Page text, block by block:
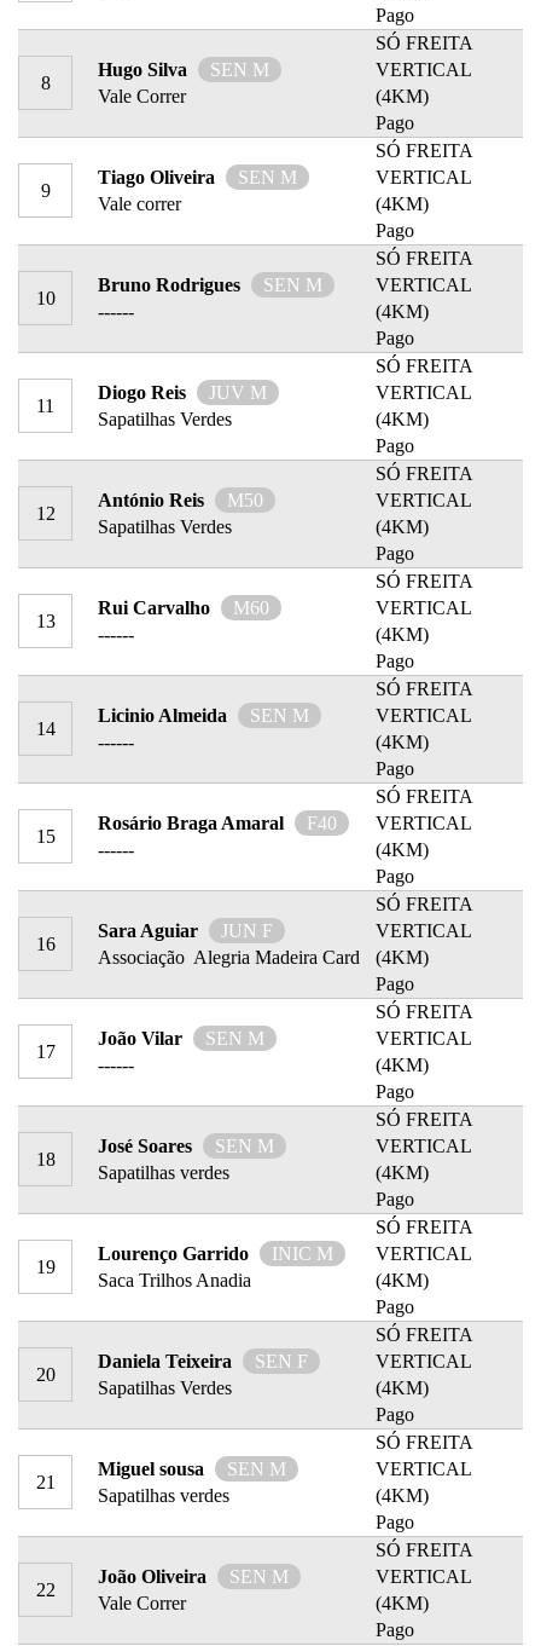
Pago
8
Hugo Silva
SEN M
Vale Correr
SÓ FREITA
VERTICAL
(4KM)
Pago
9
Tiago Oliveira
SEN M
Vale correr
SÓ FREITA
VERTICAL
(4KM)
Pago
10
Bruno Rodrigues
SEN M
------
SÓ FREITA
VERTICAL
(4KM)
Pago
11
Diogo Reis
JUV M
Sapatilhas Verdes
SÓ FREITA
VERTICAL
(4KM)
Pago
12
António Reis
M50
Sapatilhas Verdes
SÓ FREITA
VERTICAL
(4KM)
Pago
13
Rui Carvalho
M60
------
SÓ FREITA
VERTICAL
(4KM)
Pago
14
Licinio Almeida
SEN M
------
SÓ FREITA
VERTICAL
(4KM)
Pago
15
Rosário Braga Amaral
F40
------
SÓ FREITA
VERTICAL
(4KM)
Pago
16
Sara Aguiar
JUN F
Associação Alegria Madeira Card
SÓ FREITA
VERTICAL
(4KM)
Pago
17
João Vilar
SEN M
------
SÓ FREITA
VERTICAL
(4KM)
Pago
18
José Soares
SEN M
Sapatilhas verdes
SÓ FREITA
VERTICAL
(4KM)
Pago
19
Lourenço Garrido
INIC M
Saca Trilhos Anadia
SÓ FREITA
VERTICAL
(4KM)
Pago
20
Daniela Teixeira
SEN F
Sapatilhas Verdes
SÓ FREITA
VERTICAL
(4KM)
Pago
21
Miguel sousa
SEN M
Sapatilhas verdes
SÓ FREITA
VERTICAL
(4KM)
Pago
22
João Oliveira
SEN M
Vale Correr
SÓ FREITA
VERTICAL
(4KM)
Pago